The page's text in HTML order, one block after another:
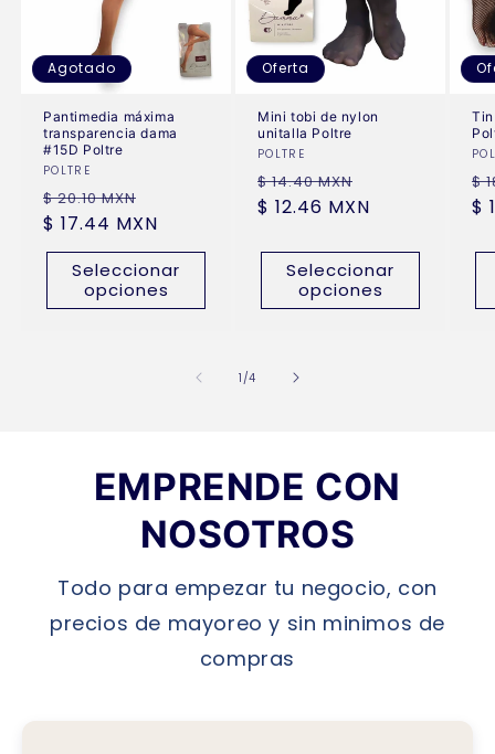
Agotado
Pantimedia máxima
transparencia dama
#15D Poltre
Proveedor:
POLTRE
Precio
habitual
$ 20.10 MXN
de
oferta
$ 17.44 MXN
Seleccionar
opciones
Oferta
Mini tobi de nylon
unitalla Poltre
Proveedor:
POLTRE
Precio
habitual
$ 14.40 MXN
de
$ 12.46 MXN
Seleccionar
opciones
$
$
1 /de
4
EMPRENDE CON
NOSOTROS
Todo para empezar tu negocio, con
precios de mayoreo y sin minimos de
compras